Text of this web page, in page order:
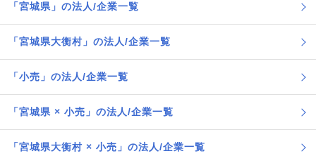
「宮城県」の法人/企業一覧
「宮城県大衡村」の法人/企業一覧
「小売」の法人/企業一覧
「宮城県 × 小売」の法人/企業一覧
「宮城県大衡村 × 小売」の法人/企業一覧